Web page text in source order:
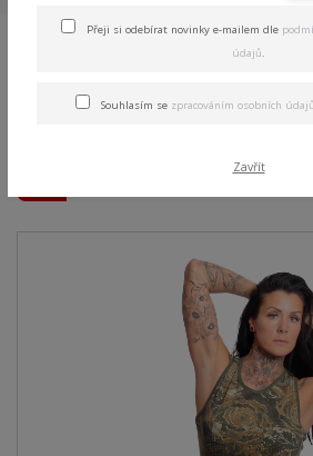
Grounded
Přeji si odebírat novinky e-mailem dle
údajů.
Souhlasím se zpracováním osobních údajů
Zavřít